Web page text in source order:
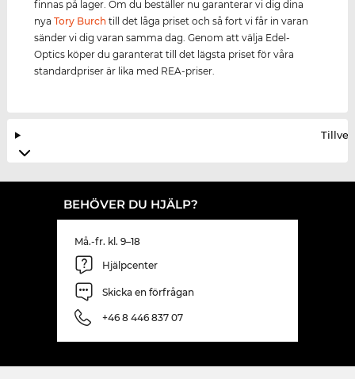
finnas på lager. Om du beställer nu garanterar vi dig dina
nyaTory Burch till det låga priset och så fort vi får in varan
sänder vi dig varan samma dag. Genom att välja Edel-
Optics köper du garanterat till det lägsta priset för våra
standardpriser är lika med REA-priser.
BEHÖVER DU HJÄLP?
Må.-fr. kl. 9–18
Hjälpcenter
Skicka en förfrågan
+46 8 446 837 07